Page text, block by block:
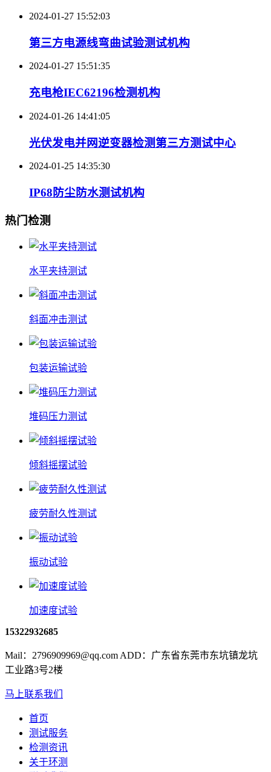
2024-01-27 15:52:03
第三方电源线弯曲试验测试机构
2024-01-27 15:51:35
充电枪IEC62196检测机构
2024-01-26 14:41:05
光伏发电并网逆变器检测第三方测试中心
2024-01-25 14:35:30
IP68防尘防水测试机构
热门检测
水平夹持测试
斜面冲击测试
包装运输试验
堆码压力测试
倾斜摇摆试验
疲劳耐久性测试
振动试验
加速度试验
15322932685
Mail：2796909969@qq.com ADD：广东省东莞市东坑镇龙坑
工业路3号2楼
马上联系我们
首页
测试服务
检测资讯
关于环测